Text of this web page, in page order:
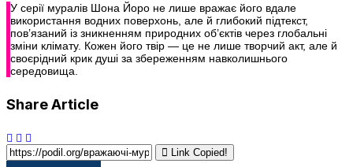
У серії муралів Шона Йоро не лише вражає його вдале
використання водних поверхонь, але й глибокий підтекст,
пов’язаний із зникненням природних об’єктів через глобальні
зміни клімату. Кожен його твір — це не лише творчий акт, але й
своєрідний крик душі за збереженням навколишнього
середовища.
Share Article
Link Copied!